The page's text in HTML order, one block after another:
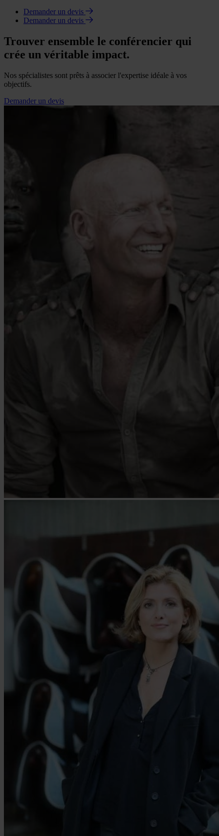
Demander un devis
Demander un devis
Trouver ensemble le conférencier qui
crée un véritable impact.
Nos spécialistes sont prêts à associer l'expertise idéale à vos
objectifs.
Demander un devis